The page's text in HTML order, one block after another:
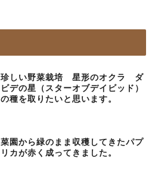
珍しい野菜栽培 星形のオクラ ダ
ビデの星（スターオブデイビッド）
の種を取りたいと思います。
菜園から緑のまま収穫してきたパプ
リカが赤く成ってきました。